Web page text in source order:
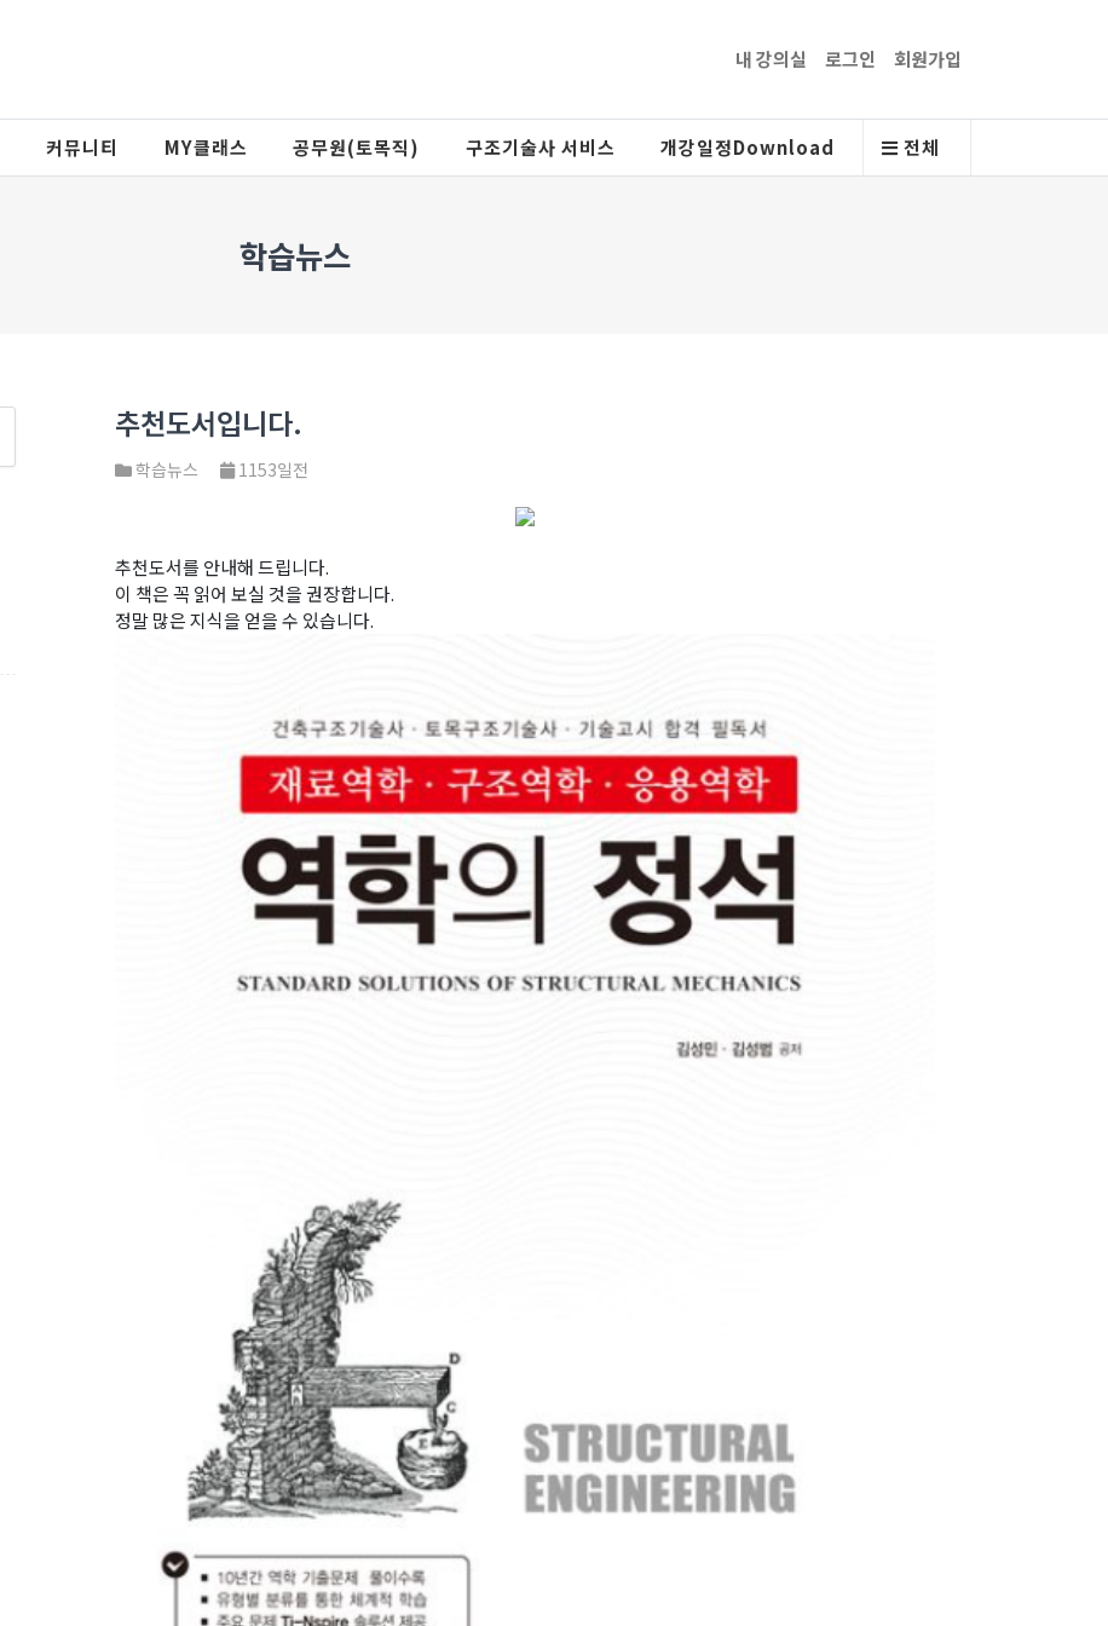
내 강의실 로그인 회원가입
커뮤니티 MY클래스 공무원(토목직) 구조기술사 서비스 개강일정Download 전체
학습뉴스
추천도서입니다.
학습뉴스 1153일전
추천도서를 안내해 드립니다.
이 책은 꼭 읽어 보실 것을 권장합니다.
정말 많은 지식을 얻을 수 있습니다.